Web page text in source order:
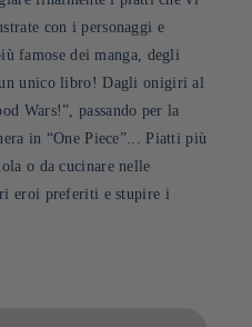
con i personaggi e
famose dei manga, degli
unico libro! Dagli onigiri al
Wars!”, passando per la
in “One Piece”... Piatti più
o da cucinare nelle
eroi preferiti e stupire i